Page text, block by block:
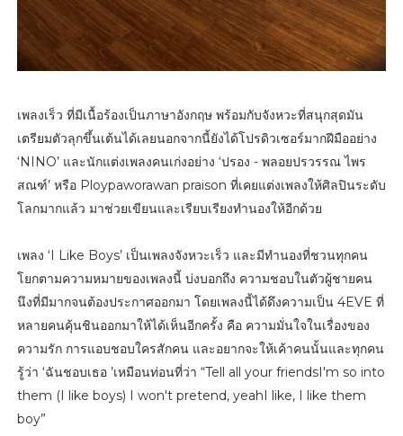
เพลงเร็ว ที่มีเนื้อร้องเป็นภาษาอังกฤษ พร้อมกับจังหวะที่สนุกสุดมัน
เตรียมตัวลุกขึ้นเต้นได้เลยนอกจากนี้ยังได้โปรดิวเซอร์มากฝีมืออย่าง
‘NINO’ และนักแต่งเพลงคนเก่งอย่าง ‘ปรอง - พลอยปรวรรณ ไพร
สณฑ์’ หรือ Ploypaworawan praison ที่เคยแต่งเพลงให้ศิลปินระดับ
โลกมากแล้ว มาช่วยเขียนและเรียบเรียงทำนองให้อีกด้วย
เพลง ‘I Like Boys’ เป็นเพลงจังหวะเร็ว และมีทำนองที่ชวนทุกคน
โยกตามความหมายของเพลงนี้ บ่งบอกถึง ความชอบในตัวผู้ชายคน
นึงที่มีมากจนต้องประกาศออกมา โดยเพลงนี้ได้ดึงความเป็น 4EVE ที่
หลายคนคุ้นชินออกมาให้ได้เห็นอีกครั้ง คือ ความมั่นใจในเรื่องของ
ความรัก การแอบชอบใครสักคน และอยากจะให้เค้าคนนั้นและทุกคน
รู้ว่า ‘ฉันชอบเธอ ’เหมือนท่อนที่ว่า “Tell all your friendsI'm so into
them (I like boys) I won't pretend, yeahI like, I like them
boy”